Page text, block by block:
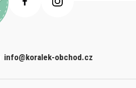
info@koralek-obchod.cz